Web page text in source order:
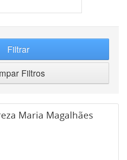
Filtrar
Filtros
Maria Magalhães